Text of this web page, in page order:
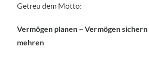
Getreu dem Motto:
Vermögen planen – Vermögen
mehren